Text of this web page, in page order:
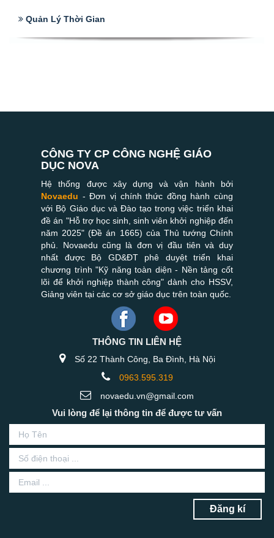
Quản Lý Thời Gian
CÔNG TY CP CÔNG NGHỆ GIÁO
DỤC NOVA
Hệ thống được xây dựng và vận hành bởi
Novaedu - Đơn vị chính thức đồng hành cùng
với Bộ Giáo dục và Đào tạo trong việc triển khai
đề án "Hỗ trợ học sinh, sinh viên khởi nghiệp đến
năm 2025" (Đề án 1665) của Thủ tướng Chính
phủ. Novaedu cũng là đơn vị đầu tiên và duy
nhất được Bộ GD&ĐT phê duyệt triển khai
chương trình "Kỹ năng toàn diện - Nền tảng cốt
lõi để khởi nghiệp thành công" dành cho HSSV,
Giảng viên tại các cơ sở giáo dục trên toàn quốc.
THÔNG TIN LIÊN HỆ
Số 22 Thành Công, Ba Đình, Hà Nội
0963.595.319
novaedu.vn@gmail.com
Vui lòng để lại thông tin để được tư vấn
Đăng kí